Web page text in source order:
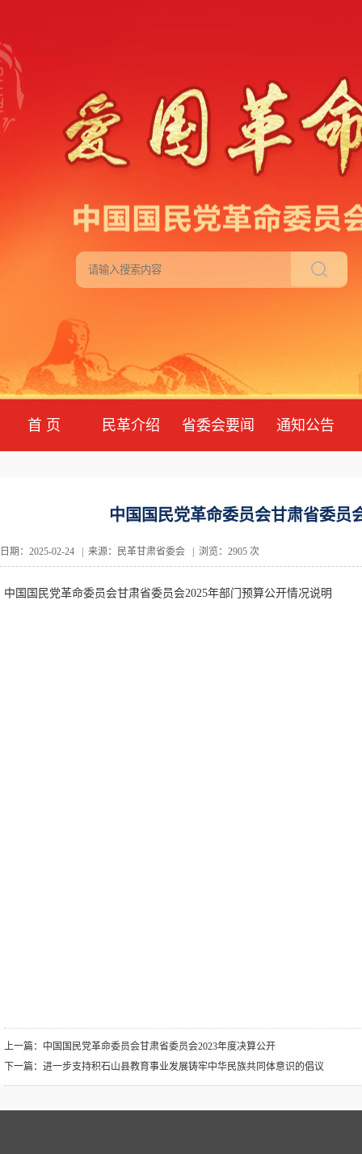
首 页 民革介绍 省委会要闻 通知公告
中国国民党革命委员会甘肃省委员
日期：2025-02-24 | 来源：民革甘肃省委会 | 浏览：2905 次
中国国民党革命委员会甘肃省委员会2025年部门预算公开情况说明
上一篇： 中国国民党革命委员会甘肃省委员会2023年度决算公开
下一篇： 进一步支持积石山县教育事业发展铸牢中华民族共同体意识的倡议